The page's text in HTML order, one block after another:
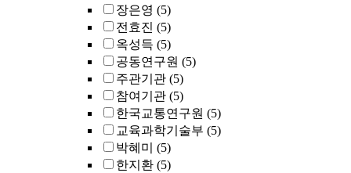
장은영 (5)
전효진 (5)
옥성득 (5)
공동연구원 (5)
주관기관 (5)
참여기관 (5)
한국교통연구원 (5)
교육과학기술부 (5)
박혜미
(5)
한지환 (5)